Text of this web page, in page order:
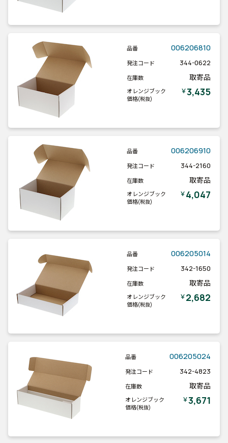
品番 006206810
発注コード 344-0622
在庫数 取寄品
オレンジブック
価格(税抜)
￥3,435
品番 006206910
発注コード 344-2160
在庫数 取寄品
オレンジブック
価格(税抜)
￥4,047
品番 006205014
発注コード 342-1650
在庫数 取寄品
オレンジブック
価格(税抜)
￥2,682
品番 006205024
発注コード 342-4823
在庫数 取寄品
オレンジブック
価格(税抜)
￥3,671